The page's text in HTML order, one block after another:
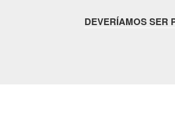
DEVERÍAMOS SER